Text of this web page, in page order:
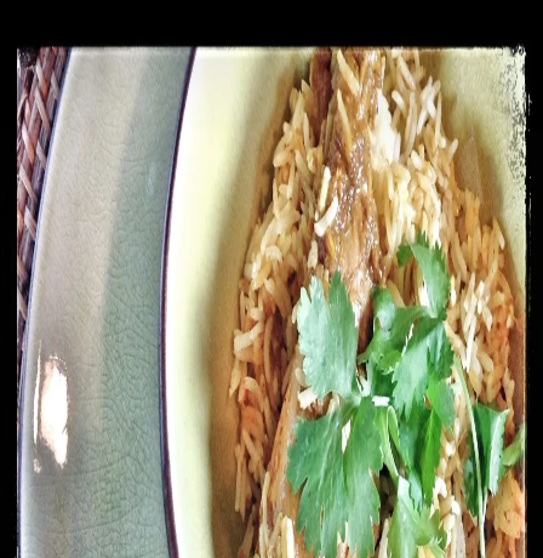
Traiteur
Tag
#byriani
1recette dans cette sélection.
Voir dans la recherche
Biryani de poulet
25 min Facile
# amande#badiane blancs de poulet